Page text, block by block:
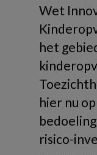
Wet
het
hier nu
risico-